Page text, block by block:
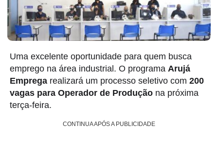
Uma excelente oportunidade para quem busca
emprego na área industrial. O programa Arujá
Emprega realizará um processo seletivo com 200
vagas para Operador de Produção na próxima
terça-feira.
CONTINUA APÓS A PUBLICIDADE